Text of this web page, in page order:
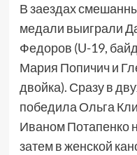
В заездах
медали выиграли
Федоров (U-19,
Мария Попичич и
двойка). Сразу в
победила Ольга
Иваном Потапенко
затем в женской